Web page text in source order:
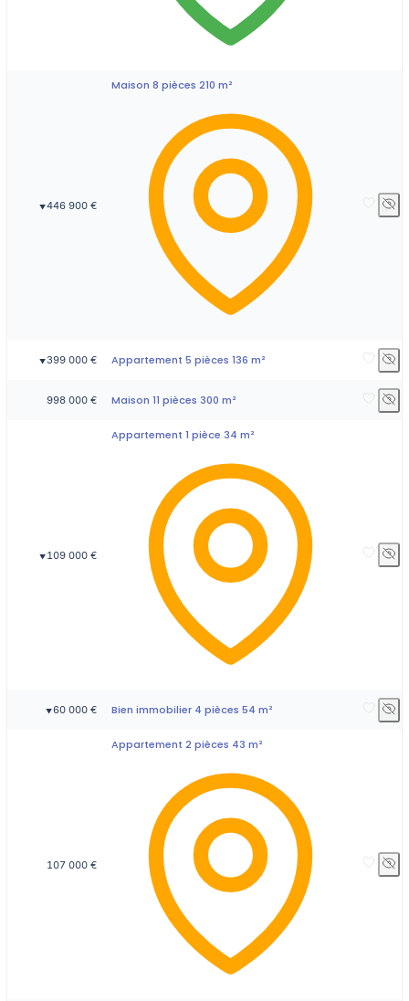
▼446 900 €
Maison 8 pièces 210 m²
▼399 000 € Appartement 5 pièces 136 m²
998 000 € Maison 11 pièces 300 m²
▼ 109 000 €
Appartement 1 pièce 34 m²
▼60 000 € Bien immobilier 4 pièces 54 m²
107 000 €
Appartement 2 pièces 43 m²